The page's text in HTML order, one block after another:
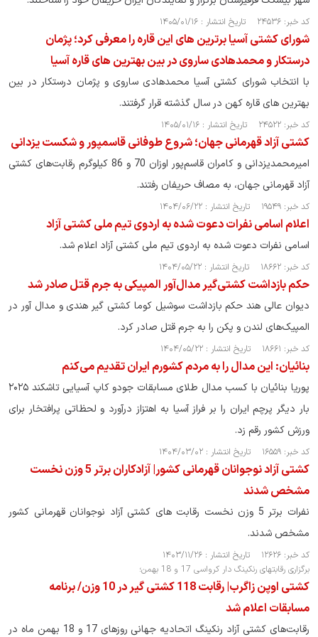
کد خبر: ۲۴۵۳۶ تاریخ انتشار : ۱۴۰۵/۰۱/۱۶
شورای کشتی آسیا برترین های این قاره را معرفی کرد؛ پژمان
درستکار و محمدهادی ساروی در بین بهترین های قاره آسیا
با انتخاب شورای کشتی آسیا محمدهادی ساروی و پژمان درستکار در بین
بهترین های قاره کهن در سال گذشته قرار گرفتند.
کد خبر: ۲۴۵۲۲ تاریخ انتشار : ۱۴۰۵/۰۱/۱۶
کشتی آزاد قهرمانی جهان؛ شروع طوفانی قاسمپور و شکست یزدانی
امیرمحمدیزدانی و کامران قاسم‌‌پور اوزان 70 و 86 کیلوگرم رقابت‌های کشتی
آزاد قهرمانی جهان، به مصاف حریفان رفتند.
کد خبر: ۱۹۵۴۹ تاریخ انتشار : ۱۴۰۴/۰۶/۲۲
اعلام اسامی نفرات دعوت شده به اردوی تیم ملی کشتی آزاد
اسامی نفرات دعوت شده به اردوی تیم ملی کشتی آزاد اعلام شد.
کد خبر: ۱۸۶۶۲ تاریخ انتشار : ۱۴۰۴/۰۵/۲۲
حکم بازداشت کشتی‌گیر مدال‌آور المپیکی به جرم قتل صادر شد
دیوان عالی هند حکم بازداشت سوشیل کوما کشتی گیر هندی و مدال آور در
المپیک‌های لندن و پکن را به جرم قتل صادر کرد.
کد خبر: ۱۸۶۶۱ تاریخ انتشار : ۱۴۰۴/۰۵/۲۲
بنائیان: این مدال را به مردم کشورم ایران تقدیم می‌کنم
پوریا بنائیان با کسب مدال طلای مسابقات جودو کاپ آسیایی تاشکند ۲۰۲۵
بار دیگر پرچم ایران را بر فراز آسیا به اهتزاز درآورد و لحظاتی پرافتخار برای
ورزش کشور رقم زد.
کد خبر: ۱۶۵۵۹ تاریخ انتشار : ۱۴۰۴/۰۳/۰۲
کشتی آزاد نوجوانان قهرمانی کشور| آزادکاران برتر 5 وزن نخست
مشخص شدند
نفرات برتر 5 وزن نخست رقابت های کشتی آزاد نوجوانان قهرمانی کشور
مشخص شدند.
کد خبر: ۱۲۶۲۶ تاریخ انتشار : ۱۴۰۳/۱۱/۲۶
برگزاری رقابتهای رنکینگ دار کرواسی 17 و 18 بهمن؛
کشتی اوپن زاگرب| رقابت 118 کشتی گیر در 10 وزن/ برنامه
مسابقات اعلام شد
رقابت‌های کشتی آزاد رنکینگ اتحادیه جهانی روزهای 17 و 18 بهمن ماه در